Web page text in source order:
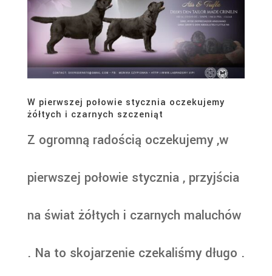
W pierwszej połowie stycznia oczekujemy
żółtych i czarnych szczeniąt
Z ogromną radością oczekujemy ,w
pierwszej połowie stycznia , przyjścia
na świat żółtych i czarnych maluchów
. Na to skojarzenie czekaliśmy długo .